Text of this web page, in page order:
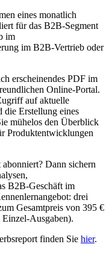
eines monatlich
für das B2B-Segment
im
im B2B-Vertrieb oder
erscheinendes PDF im
Online-Portal.
auf aktuelle
die Erstellung eines
mühelos den Überblick
Produktentwicklungen
Dann sichern
B2B-Geschäft im
drei
Gesamtpreis von 395 €
Ausgaben).
finden Sie hier.